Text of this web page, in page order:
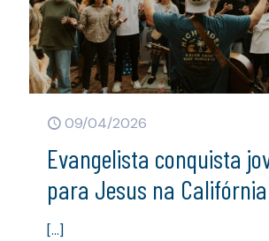
09/04/2026
Evangelista conquista
para Jesus na Califórnia
[…]